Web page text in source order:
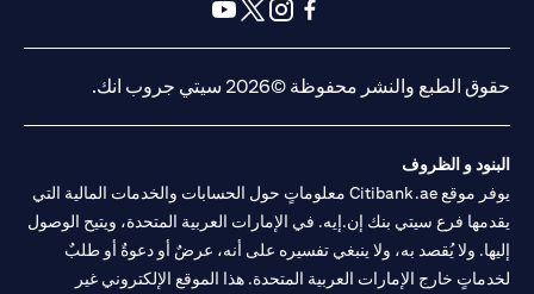
opens in a new tab
opens in a new tab
حقوق الطبع والنشر محفوظة ©2026 سيتي جروب انك.
البنود و الظروف
يوفر موقع Citibank.ae معلوماتٍ حول الحسابات والخدمات المالية التي
يقدمها فرع سيتي بنك إن.إيه. في الإمارات العربية المتحدة، ويتيح الوصول
إليها. ولا يُقصد به، ولا ينبغي تفسيره على أنه، عرضٌ أو دعوةٌ أو طلبٌ
لخدماتٍ خارج الإمارات العربية المتحدة. هذا الموقع الإلكتروني غير